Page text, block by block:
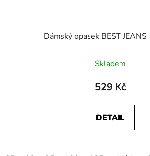
Dámský opasek BEST
Skladem
529 Kč
DETAIL